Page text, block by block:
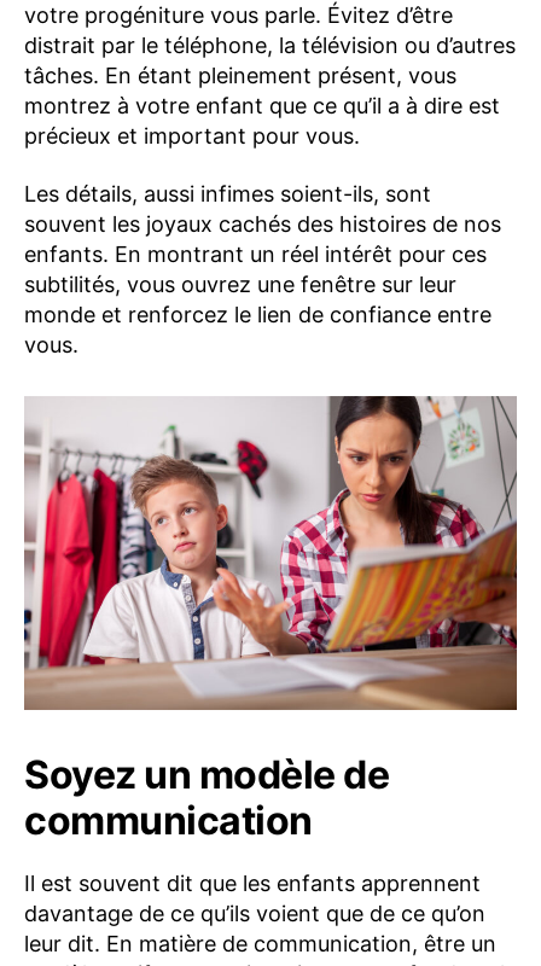
votre progéniture vous parle. Évitez d’être
distrait par le téléphone, la télévision ou d’autres
tâches. En étant pleinement présent, vous
montrez à votre enfant que ce qu’il a à dire est
précieux et important pour vous.
Les détails, aussi infimes soient-ils, sont
souvent les joyaux cachés des histoires de nos
enfants. En montrant un réel intérêt pour ces
subtilités, vous ouvrez une fenêtre sur leur
monde et renforcez le lien de confiance entre
vous.
Soyez un modèle de
communication
Il est souvent dit que les enfants apprennent
davantage de ce qu’ils voient que de ce qu’on
leur dit. En matière de communication, être un